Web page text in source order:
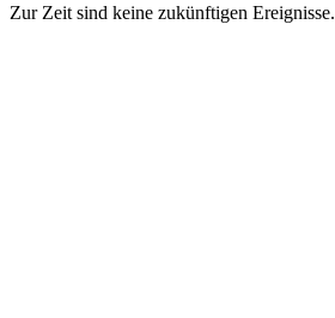
Zur Zeit sind keine zukünftigen Ereignisse.